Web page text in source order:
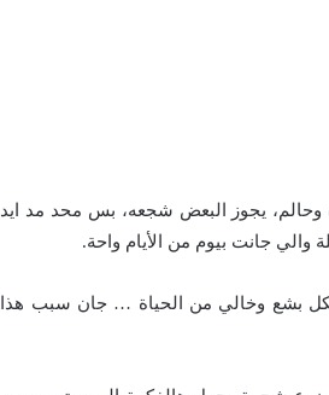
يجوز البعض شجعه، بس محد مد ايد
بشع وخالي من الحياة … جان سبب هذا